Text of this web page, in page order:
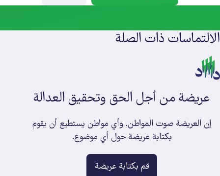
الالتماسات ذات الصلة
عريضة من أجل الحق وتحقيق العدالة
إن العريضة صوت المواطن. وأي مواطن يستطيع أن يقوم
بكتابة عريضة حول أي موضوع.
قم‌ بكتابة عريضة